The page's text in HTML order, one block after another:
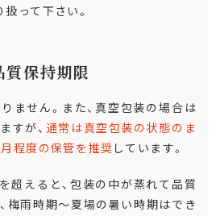
って下さい。
保持期限
ません。また、真空包装の場合は
すが、 通常は真空包装の状態のま
程度の保管を推奨 しています。
超えると、包装の中が蒸れて品質
梅雨時期～夏場の暑い時期はでき